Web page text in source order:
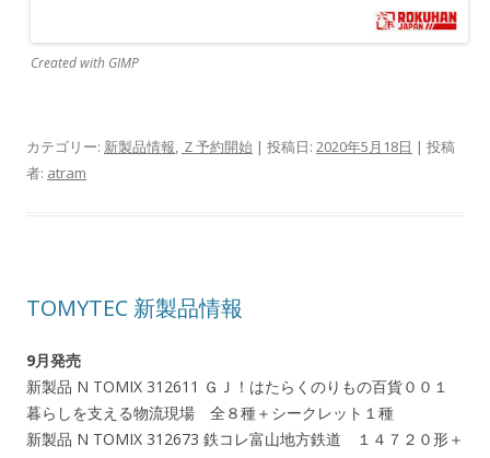
Created with GIMP
カテゴリー: 新製品情報, Ｚ予約開始 | 投稿日: 2020年5月18日 | 投稿
者: atram
TOMYTEC 新製品情報
9月発売
新製品 N TOMIX 312611 ＧＪ！はたらくのりもの百貨００１
暮らしを支える物流現場 全８種＋シークレット１種
新製品 N TOMIX 312673 鉄コレ富山地方鉄道 １４７２０形＋